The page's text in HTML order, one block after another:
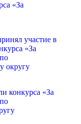
«За
участие в
«За
округу
конкурса «За